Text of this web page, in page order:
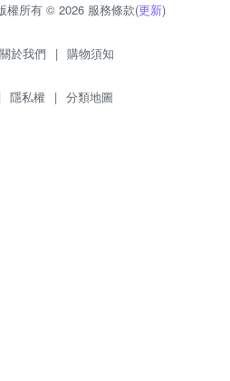
權所有 © 2026 服務條款(更新)
關於我們 | 購物須知
隱私權 | 分類地圖